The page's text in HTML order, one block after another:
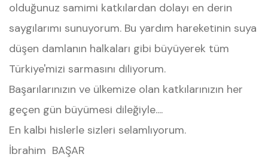
olduğunuz samimi katkılardan dolayı en derin
saygılarımı sunuyorum. Bu yardım hareketinin suya
düşen damlanın halkaları gibi büyüyerek tüm
Türkiye'mizi sarmasını diliyorum.
Başarılarınızın ve ülkemize olan katkılarınızın her
geçen gün büyümesi dileğiyle....
En kalbi hislerle sizleri selamlıyorum.
İbrahim BAŞAR